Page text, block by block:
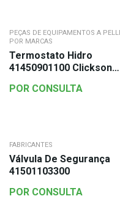
PEÇAS DE EQUIPAMENTOS A
POR MARCAS
Termostato Hidro
41450901100 Clickson
POR CONSULTA
FABRICANTES
Válvula De Segurança
41501103300
POR CONSULTA